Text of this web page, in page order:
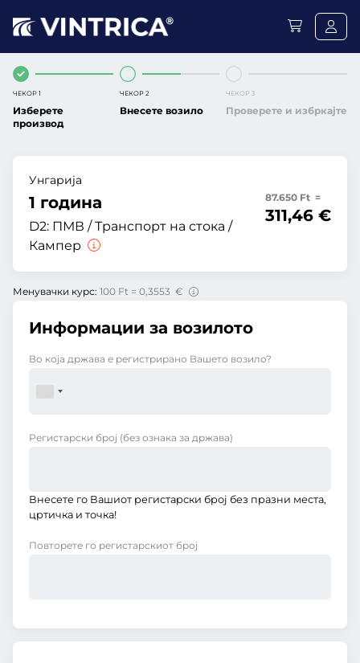
ЧЕКОР 1
Изберете
производ
ЧЕКОР 2
Внесете возило
ЧЕКОР 3
Проверете и избркајте
Унгарија
1 година
D2: ПМВ / Транспорт на стока /
Кампер
87.650 Ft =
311,46 €
Менувачки курс: 100 Ft = 0,3553 €
Информации за возилото
Во која држава е регистрирано Вашето возило?
Регистарски број (без ознака за држава)
Внесете го Вашиот регистарски број без празни места,
цртичка и точка!
Повторете го регистарскиот број